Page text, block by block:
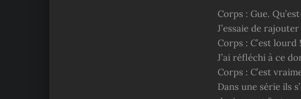
Corps : Gue.
J’essaie de
Corps : C’est lourd !
J’ai réfléchi à ce
Corps : C’est
Dans une série ils